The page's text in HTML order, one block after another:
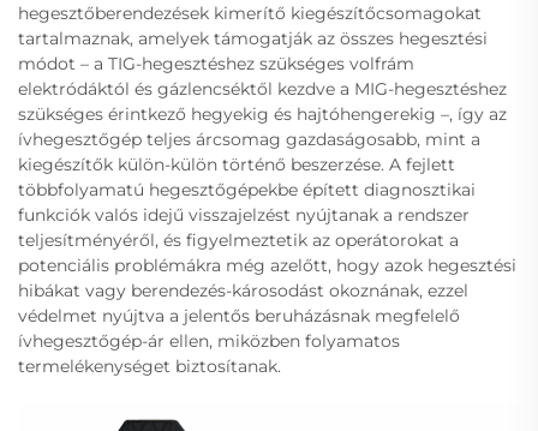
hegesztőberendezések kimerítő kiegészítőcsomagokat
tartalmaznak, amelyek támogatják az összes hegesztési
módot – a TIG-hegesztéshez szükséges volfrám
elektródáktól és gázlencséktől kezdve a MIG-hegesztéshez
szükséges érintkező hegyekig és hajtóhengerekig –, így az
ívhegesztőgép teljes árcsomag gazdaságosabb, mint a
kiegészítők külön-külön történő beszerzése. A fejlett
többfolyamatú hegesztőgépekbe épített diagnosztikai
funkciók valós idejű visszajelzést nyújtanak a rendszer
teljesítményéről, és figyelmeztetik az operátorokat a
potenciális problémákra még azelőtt, hogy azok hegesztési
hibákat vagy berendezés-károsodást okoznának, ezzel
védelmet nyújtva a jelentős beruházásnak megfelelő
ívhegesztőgép-ár ellen, miközben folyamatos
termelékenységet biztosítanak.